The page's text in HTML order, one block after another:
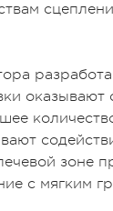
оказывают
зоне
с мягким